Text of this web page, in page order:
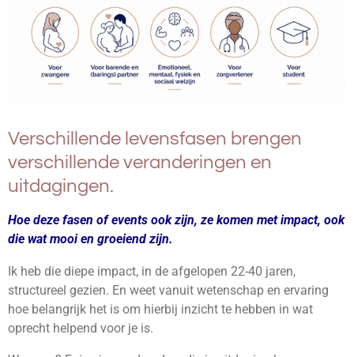
Verschillende levensfasen brengen
verschillende veranderingen en
uitdagingen.
Hoe deze fasen of events ook zijn, ze komen met impact, ook
die wat mooi en groeiend zijn.
Ik heb die diepe impact, in de afgelopen 22-40 jaren,
structureel gezien. En weet vanuit wetenschap en ervaring
hoe belangrijk het is om hierbij inzicht te hebben in wat
oprecht helpend voor je is.